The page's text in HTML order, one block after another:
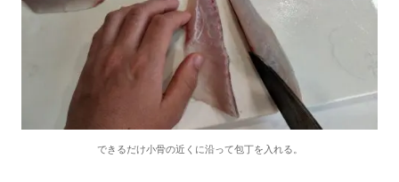
できるだけ小骨の近くに沿って包丁を入れる。